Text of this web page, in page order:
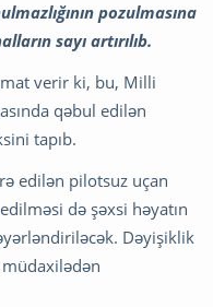
pozulmasına
sayı artırılıb.
verir ki, bu, Milli
qəbul edilən
tapıb.
edilən pilotsuz uçan
də şəxsi həyatın
Dəyişiklik